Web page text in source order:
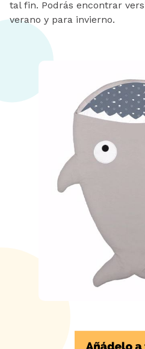
tal fin. Podrás encontrar
verano y para invierno.